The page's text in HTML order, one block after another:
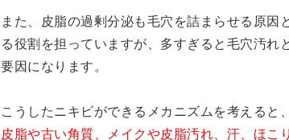
また、皮脂の過剰分泌も毛穴を詰まらせる原
る役割を担っていますが、多すぎると毛穴汚れ
要因になります。
こうしたニキビができるメカニズムを考えると
皮脂や古い角質、メイクや皮脂汚れ、汗、ほこ